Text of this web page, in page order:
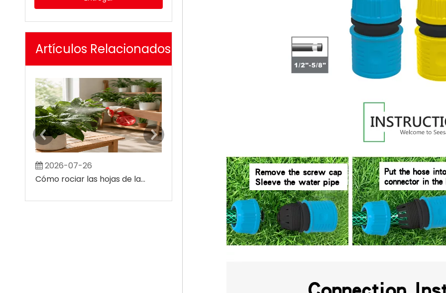
Artículos Relacionados
2026-07-26
Cómo rociar las hojas de las plantas sin crear grandes manchas húmedas
Cómo la longitud y el ángulo del tubo de inmersión afectan un rociador de agua con gatillo de plástico
2026-07-21
Cómo un rociador de niebla fina con gatillo crea gotas pequeñas y uniformes